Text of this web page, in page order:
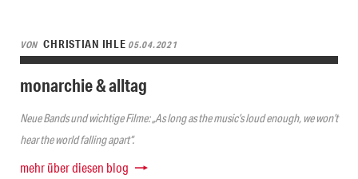
VON CHRISTIAN IHLE 05.04.2021
monarchie & alltag
Neue Bands und wichtige Filme: „As long as the music’s loud enough, we won’t
hear the world falling apart“.
mehr über diesen blog